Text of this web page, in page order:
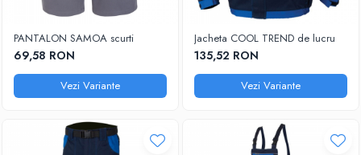
PANTALON SAMOA scurti
69,58 RON
Vezi Variante
Jacheta COOL TREND de lucru
135,52 RON
Vezi Variante